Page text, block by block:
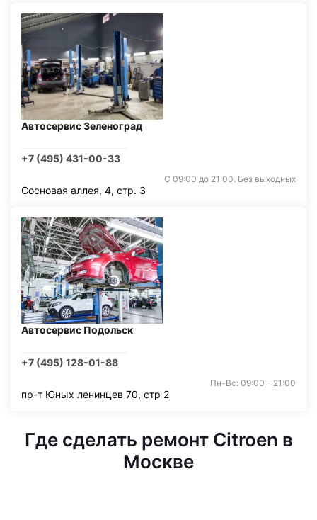
Автосервис Зеленоград
+7 (495) 431-00-33
С 09:00 до 21:00. Без выходных
Сосновая аллея, 4, стр. 3
Автосервис Подольск
+7 (495) 128-01-88
Пн-Вс: 09:00 - 21:00
пр-т Юных ленинцев 70, стр 2
Где сделать ремонт Citroen в
Москве